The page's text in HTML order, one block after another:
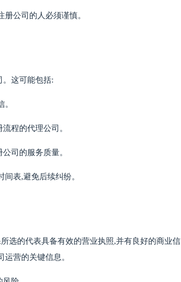
公司的人必须谨慎。
。这可能包括:
程的代理公司。
司的服务质量。
表,避免后续纠纷。
选的代表具备有效的营业执照,并有良好的商业信
营的关键信息。